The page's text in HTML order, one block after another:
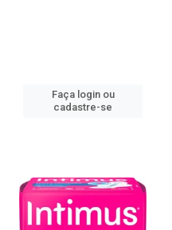
Faça login ou
cadastre-se